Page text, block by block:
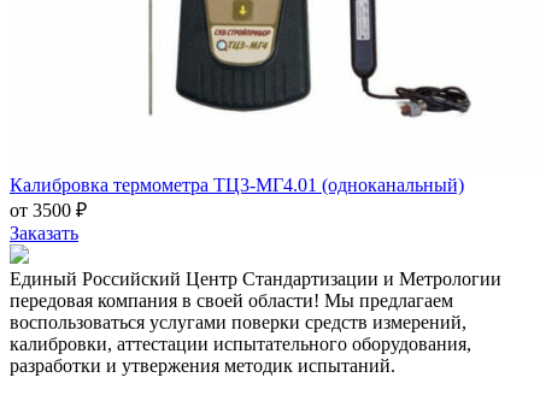
Калибровка термометра ТЦ3-МГ4.01 (одноканальный)
от 3500 ₽
Заказать
Единый Российский Центр Стандартизации и Метрологии
передовая компания в своей области! Мы предлагаем
воспользоваться услугами поверки средств измерений,
калибровки, аттестации испытательного оборудования,
разработки и утвержения методик испытаний.